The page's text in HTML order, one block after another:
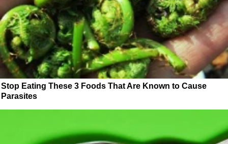
Stop Eating These 3 Foods That Are Known to Cause
Parasites